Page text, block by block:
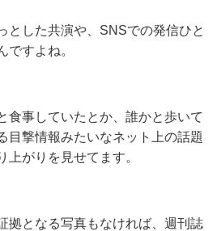
とした共演や、SNSでの発信ひと
ですよね。
食事していたとか、誰かと歩いて
目撃情報みたいなネット上の話題
上がりを見せてます。
拠となる写真もなければ、週刊誌